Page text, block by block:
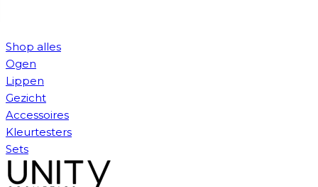
Shop alles
Ogen
Lippen
Gezicht
Accessoires
Kleurtesters
Sets